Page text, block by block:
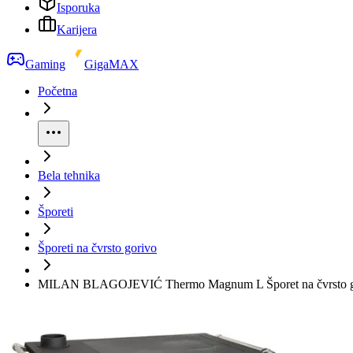
Isporuka
Karijera
Gaming
GigaMAX
Početna
Bela tehnika
Šporeti
Šporeti na čvrsto gorivo
MILAN BLAGOJEVIĆ Thermo Magnum L Šporet na čvrsto